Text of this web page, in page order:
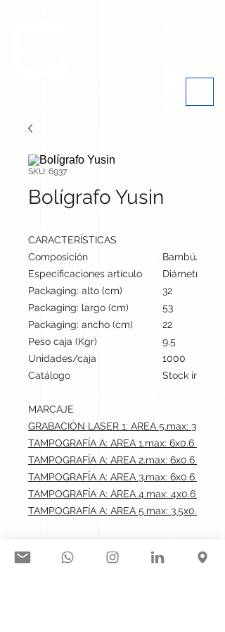
SKU: 6937
Bolígrafo Yusin
CARACTERÍSTICAS
Composición
Bambú/
Especificaciones artículo
Diámetro: 1
Packaging: alto (cm)
32
Packaging: largo (cm)
53
Packaging: ancho (cm)
22
Peso caja (Kgr)
9.5
Unidades/caja
1000
Catálogo
Stock
MARCAJE
GRABACIÓN LASER 1: AREA 5.max: 3.5x0.5
TAMPOGRAFÍA A: AREA 1.max: 6x0.6 cm
TAMPOGRAFÍA A: AREA 2.max: 6x0.6 cm
TAMPOGRAFÍA A: AREA 3.max: 6x0.6 cm
TAMPOGRAFÍA A: AREA 4.max: 4x0.6 cm
TAMPOGRAFÍA A: AREA 5.max: 3.5x0.5 cm